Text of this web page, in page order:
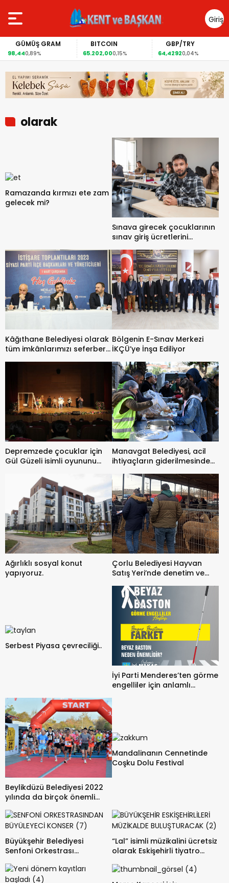
Giriş
Yap
GÜMÜŞ GRAM
0,89%
BITCOIN
65.202,000,15%
GBP/TRY
64,42920,04%
olarak
Ramazanda kırmızı ete zam
gelecek mi?
Sınava girecek çocuklarının
sınav giriş ücretlerini
Kâğıthane Belediyesi olarak
tüm imkânlarımızı seferber
Bölgenin E-Sınav Merkezi
İKÇÜ’ye İnşa Ediliyor
Depremzede çocuklar için
Gül Güzeli isimli oyununu
Manavgat Belediyesi, acil
ihtiyaçların giderilmesinde
Ağırlıklı sosyal konut
yapıyoruz.
Çorlu Belediyesi Hayvan
Satış Yeri’nde denetim ve
Serbest Piyasa çevreciliği..
İyi Parti Menderes’ten görme
engelliler için anlamlı
Beylikdüzü Belediyesi 2022
yılında da birçok önemli
Mandalinanın Cennetinde
Coşku Dolu Festival
Büyükşehir Belediyesi
Senfoni Orkestrası
“Lal” isimli müzikalini ücretsiz
olarak Eskişehirli tiyatro